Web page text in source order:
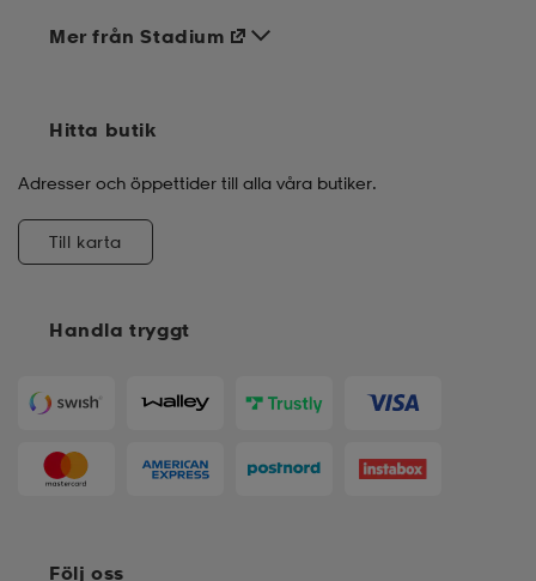
Handla tryggt
Mer från Stadium
Hitta butik
Adresser och öppettider till alla våra butiker.
Till karta
Följ oss